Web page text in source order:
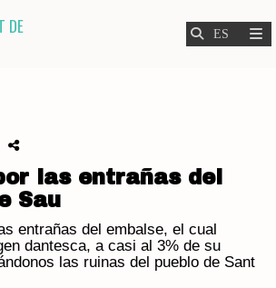
las entrañas del
Sau
entrañas del embalse, el cual
dantesca, a casi al 3% de su
las ruinas del pueblo de Sant